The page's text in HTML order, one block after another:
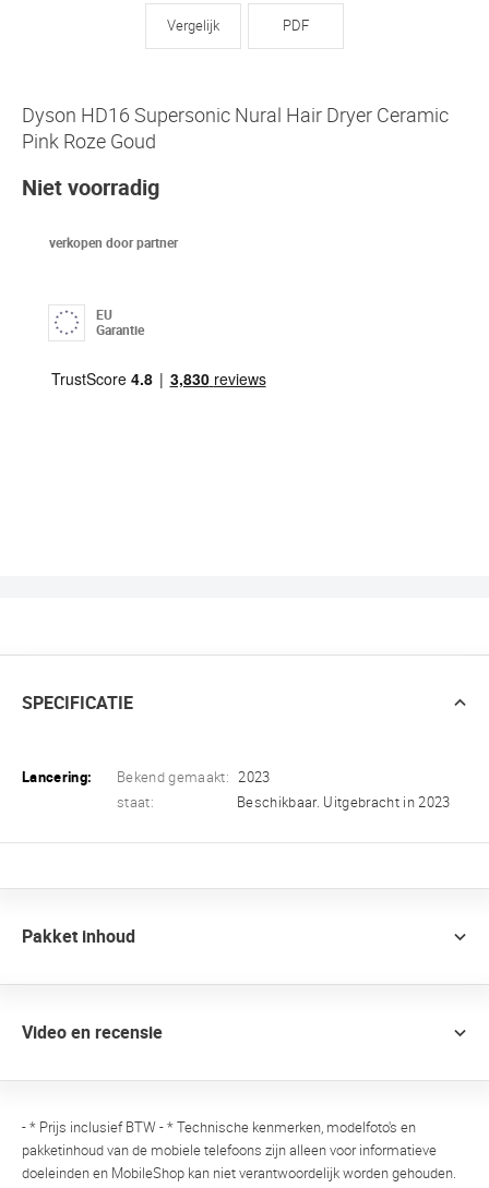
Vergelijk PDF
Dyson HD16 Supersonic Nural Hair Dryer Ceramic
Pink Roze Goud
Niet voorradig
verkopen door partner
EU
Garantie
SPECIFICATIE
Lancering: Bekend gemaakt:
2023
staat:
Beschikbaar. Uitgebracht in 2023
Pakket inhoud
Video en recensie
- * Prijs inclusief BTW - * Technische kenmerken, modelfoto's en
pakketinhoud van de mobiele telefoons zijn alleen voor informatieve
doeleinden en MobileShop kan niet verantwoordelijk worden gehouden.